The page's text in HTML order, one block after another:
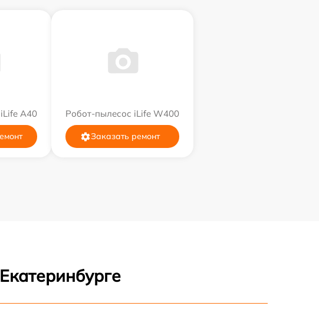
A40 Робот-пылесос iLife W400
Заказать ремонт